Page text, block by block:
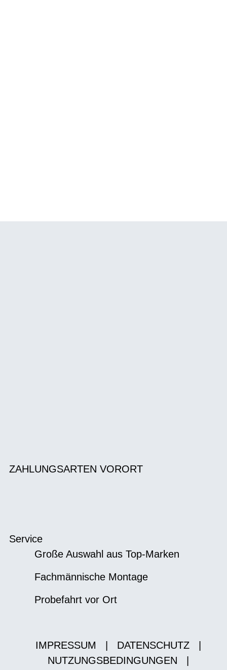
ZAHLUNGSARTEN VORORT
Service
Große Auswahl aus Top-Marken
Fachmännische Montage
Probefahrt vor Ort
IMPRESSUM DATENSCHUTZ
NUTZUNGSBEDINGUNGEN